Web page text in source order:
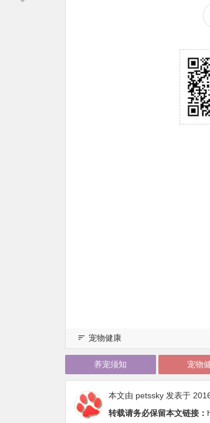
宠物健康
养宠须知 宠物
本文由 petssky 发表于
转载请务必保留本文链接：